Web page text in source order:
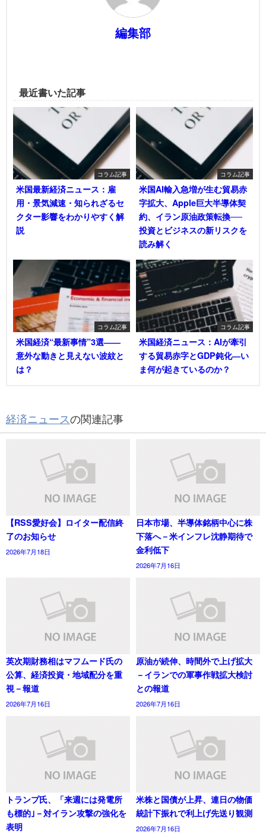
編集部
最近書いた記事
コラム記事
米国最新経済ニュース：雇
用・景気減速・知られざるセ
クター影響をわかりやすく解
説
コラム記事
米国AI輸入急増が生む貿易赤
字拡大、Apple巨大半導体契
約、イラン原油政策転換──
投資とビジネスの新リスクを
読み解く
コラム記事
米国経済“最新事情”3選――
意外な動きと見えない波紋と
は？
コラム記事
米国経済ニュース：AIが牽引
する貿易赤字とGDP鈍化―い
ま何が起きているのか？
経済ニュースの関連記事
【RSS愛好会】ロイター配信終
了のお知らせ
2026年7月18日
日本市場、半導体銘柄中心に株
下落へ－米インフレ沈静期待で
金利低下
2026年7月16日
英次期財務相はマフムード氏の
公算、経済投資・地域配分を重
視－報道
2026年7月16日
原油が続伸、時間外で上げ拡大
－イランでの軍事作戦拡大検討
との報道
2026年7月16日
トランプ氏、「来週には発電所
も標的｣－対イラン攻撃の強化を
表明
米株と国債が上昇、連日の物価
統計下振れで利上げ先送り観測
2026年7月16日